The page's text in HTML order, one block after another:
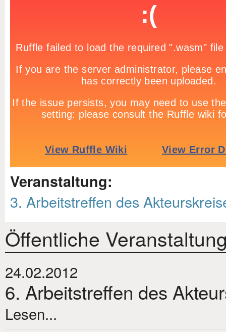
Veranstaltung:
3. Arbeitstreffen des
Öffentliche
24.02.2012
6. Arbeitstreffen des
Lesen...